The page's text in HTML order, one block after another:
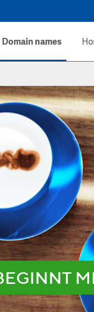
Domain names